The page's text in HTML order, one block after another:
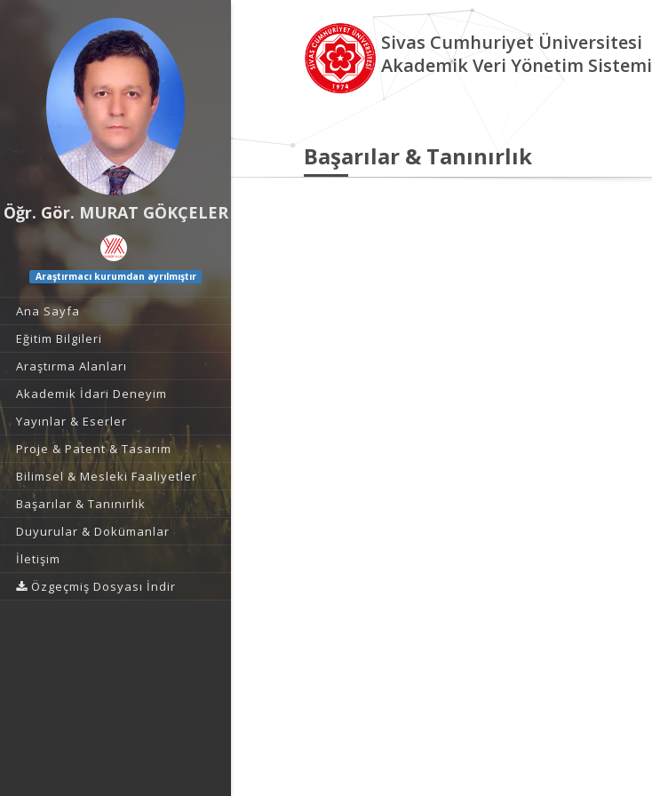
Öğr. Gör. MURAT GÖKÇELER
Araştırmacı kurumdan ayrılmıştır
Ana Sayfa
Eğitim Bilgileri
Araştırma Alanları
Akademik İdari Deneyim
Yayınlar & Eserler
Proje & Patent & Tasarım
Bilimsel & Mesleki Faaliyetler
Başarılar & Tanınırlık
Duyurular & Dokümanlar
İletişim
Özgeçmiş Dosyası İndir
Sivas Cumhuriyet Üniversitesi
Akademik Veri Yönetim Sistemi
Başarılar & Tanınırlık